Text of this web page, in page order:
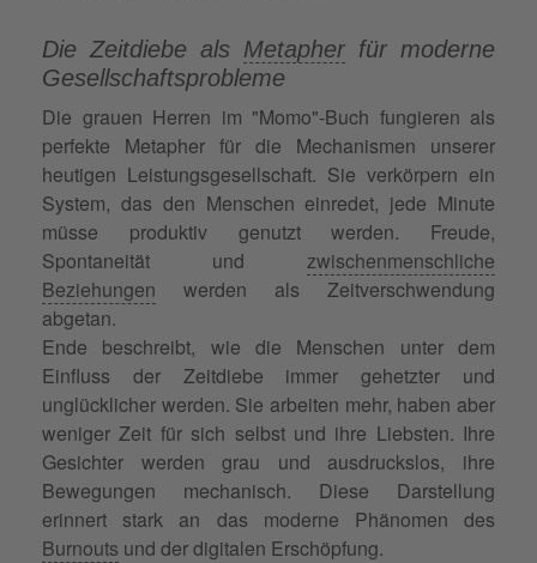
Die Zeitdiebe als Metapher für moderne
Gesellschaftsprobleme
Die grauen Herren im "Momo"-Buch fungieren als
perfekte Metapher für die Mechanismen unserer
heutigen Leistungsgesellschaft. Sie verkörpern ein
System, das den Menschen einredet, jede Minute
müsse produktiv genutzt werden. Freude,
Spontaneität und zwischenmenschliche
Beziehungen werden als Zeitverschwendung
abgetan.
Ende beschreibt, wie die Menschen unter dem
Einfluss der Zeitdiebe immer gehetzter und
unglücklicher werden. Sie arbeiten mehr, haben aber
weniger Zeit für sich selbst und ihre Liebsten. Ihre
Gesichter werden grau und ausdruckslos, ihre
Bewegungen mechanisch. Diese Darstellung
erinnert stark an das moderne Phänomen des
Burnouts und der digitalen Erschöpfung.